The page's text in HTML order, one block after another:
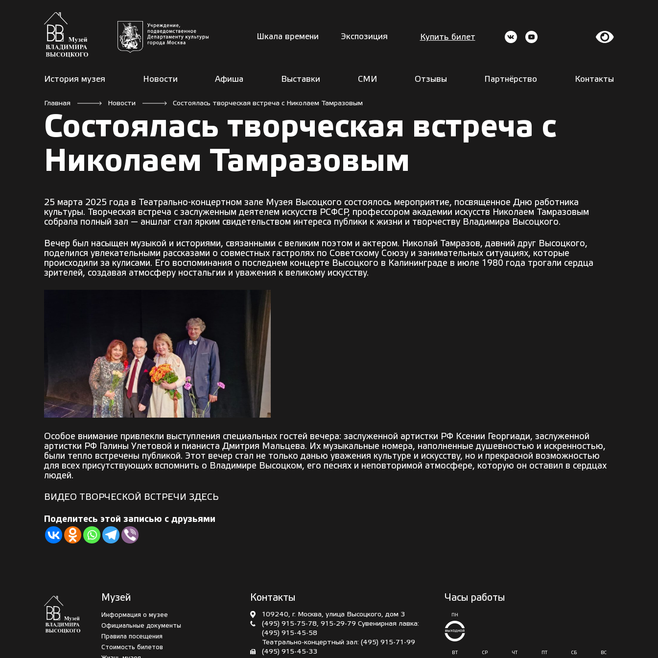
Шкала времени Экспозиция Купить билет
История музея Новости Афиша Выставки СМИ Отзывы Партнёрство Контакты
Главная Новости Состоялась творческая встреча с Николаем Тамразовым
Состоялась творческая встреча с
Николаем Тамразовым
25 марта 2025 года в Театрально-концертном зале Музея Высоцкого состоялось мероприятие, посвященное Дню работника
культуры. Творческая встреча с заслуженным деятелем искусств РСФСР, профессором академии искусств Николаем Тамразовым
собрала полный зал — аншлаг стал ярким свидетельством интереса публики к жизни и творчеству Владимира Высоцкого.
Вечер был насыщен музыкой и историями, связанными с великим поэтом и актером. Николай Тамразов, давний друг Высоцкого,
поделился увлекательными рассказами о совместных гастролях по Советскому Союзу и занимательных ситуациях, которые
происходили за кулисами. Его воспоминания о последнем концерте Высоцкого в Калининграде в июле 1980 года трогали сердца
зрителей, создавая атмосферу ностальгии и уважения к великому искусству.
Особое внимание привлекли выступления специальных гостей вечера: заслуженной артистки РФ Ксении Георгиади, заслуженной
артистки РФ Галины Улетовой и пианиста Дмитрия Мальцева. Их музыкальные номера, наполненные душевностью и искренностью,
были тепло встречены публикой. Этот вечер стал не только данью уважения культуре и искусству, но и прекрасной возможностью
для всех присутствующих вспомнить о Владимире Высоцком, его песнях и неповторимой атмосфере, которую он оставил в сердцах
людей.
ВИДЕО ТВОРЧЕСКОЙ ВСТРЕЧИ ЗДЕСЬ
Поделитесь этой записью с друзьями
Музей
Информация о музее
Официальные документы
Правила посещения
Стоимость билетов
Контакты
109240, г. Москва, улица Высоцкого, дом 3
(495) 915-75-78, 915-29-79 Сувенирная лавка:
(495) 915-45-58
Театрально-концертный зал: (495) 915-71-99
(495) 915-45-33
Часы работы
ПН
ВТ СР ЧТ СБ ВС